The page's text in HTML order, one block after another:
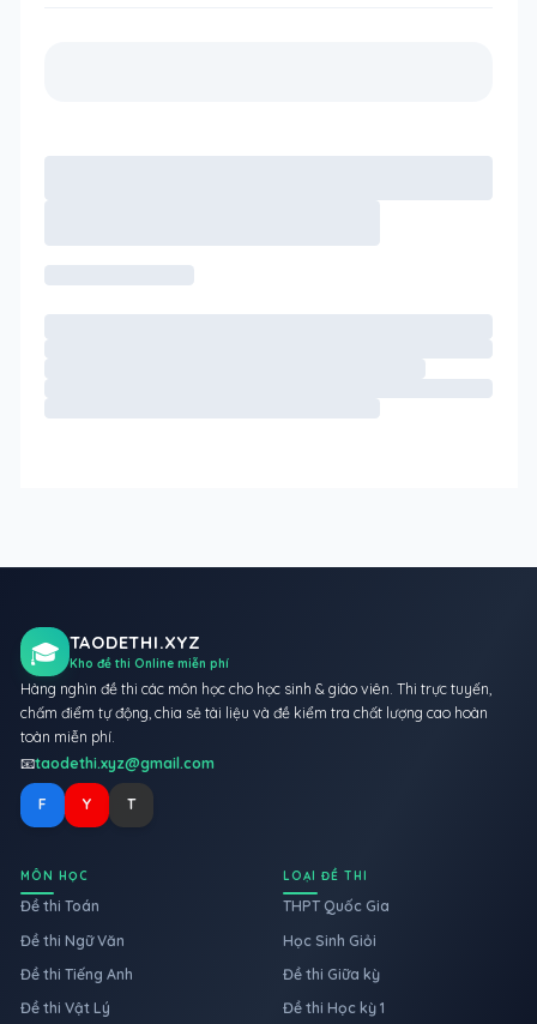
🎓 TAODETHI.XYZ
Kho đề thi Online miễn phí
Hàng nghìn đề thi các môn học cho học sinh & giáo viên. Thi trực tuyến,
chấm điểm tự động, chia sẻ tài liệu và đề kiểm tra chất lượng cao hoàn
toàn miễn phí.
📧taodethi.xyz@gmail.com
F Y T
MÔN HỌC
Đề thi Toán
Đề thi Ngữ Văn
Đề thi Tiếng Anh
Đề thi Vật Lý
LOẠI ĐỀ THI
THPT Quốc Gia
Học Sinh Giỏi
Đề thi Giữa kỳ
Đề thi Học kỳ 1